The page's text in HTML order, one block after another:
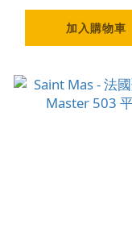
加入購物車